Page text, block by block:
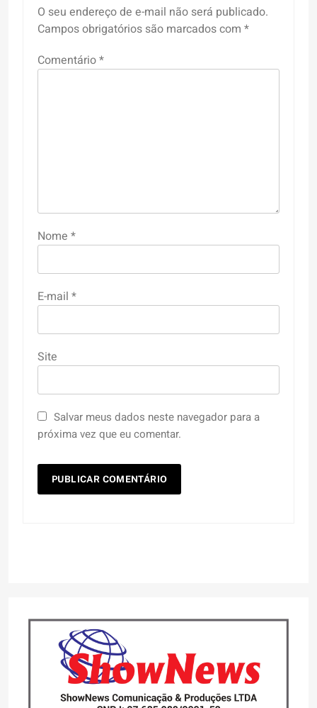
O seu endereço de e-mail não será publicado.
Campos obrigatórios são marcados com *
Comentário*
Nome *
E-mail *
Site
Salvar meus dados neste navegador para a
próxima vez que eu comentar.